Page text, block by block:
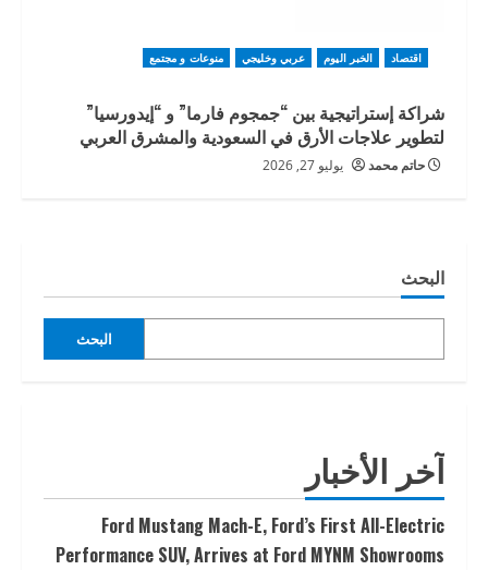
اقتصاد الخبر اليوم عربي وخليجي منوعات و مجتمع
شراكة إستراتيجية بين “جمجوم فارما” و “إيدورسيا”
لتطوير علاجات الأرق في السعودية والمشرق العربي
حاتم محمد يوليو 27, 2026
البحث
البحث
آخر الأخبار
Ford Mustang Mach-E, Ford’s First All-Electric
Performance SUV, Arrives at Ford MYNM Showrooms